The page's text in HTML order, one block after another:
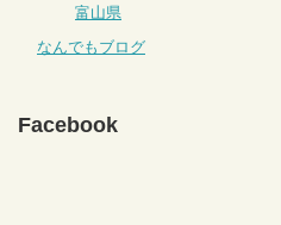
富山県
なんでもブログ
Facebook